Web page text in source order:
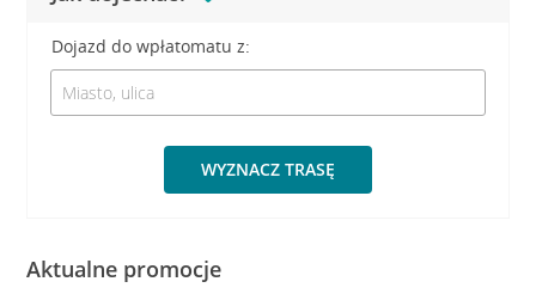
Dojazd do wpłatomatu z:
WYZNACZ TRASĘ
Aktualne promocje